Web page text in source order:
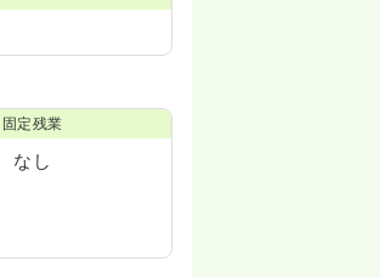
固定残業
なし